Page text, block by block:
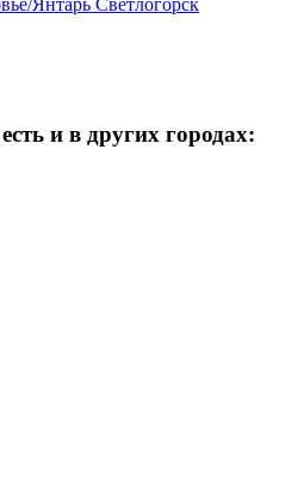
и в других городах: